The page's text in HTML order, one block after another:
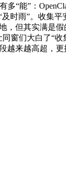
“能”：
时雨”。收集
但其实满是
窗们大白了“
越来越高超，更